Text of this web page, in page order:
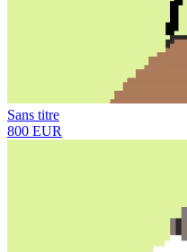
Sans titre
800 EUR